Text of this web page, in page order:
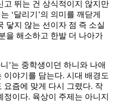
고 뛰는 건 상식적이지 않지만
‘달리기’의 의미를 깨닫게
닿지 않는 선이자 점 즉 소실
을 해소하고 한발 더 나아가
’는 중학생이던 하니와 나애
야기를 담는다. 시대 배경도
요즘에 맞게 다시 그렸다. 작
이다. 육상이 주제는 아니지